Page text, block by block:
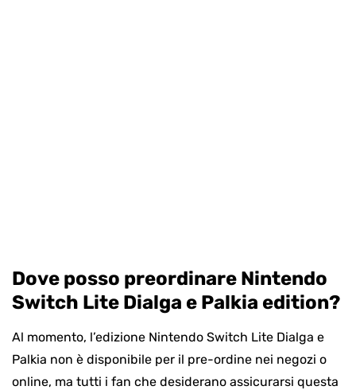
Dove posso preordinare Nintendo
Switch Lite Dialga e Palkia edition?
Al momento, l’edizione Nintendo Switch Lite Dialga e
Palkia non è disponibile per il pre-ordine nei negozi o
online, ma tutti i fan che desiderano assicurarsi questa